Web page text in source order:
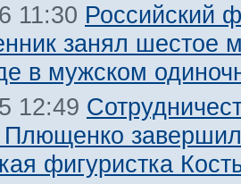
11:30 Российский
занял шестое
в мужском
12:49
Плющенко
фигуристка